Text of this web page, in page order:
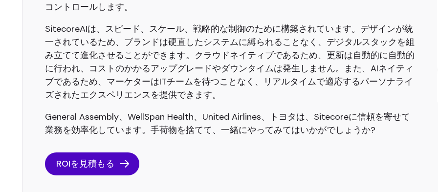
コントロールします。
SitecoreAIは、スピード、スケール、戦略的な制御のために構築されています。デザインが統
一されているため、ブランドは硬直したシステムに縛られることなく、デジタルスタックを組
み立てて進化させることができます。クラウドネイティブであるため、更新は自動的に自動的
に行われ、コストのかかるアップグレードやダウンタイムは発生しません。また、AIネイティ
ブであるため、マーケターはITチームを待つことなく、リアルタイムで適応するパーソナライ
ズされたエクスペリエンスを提供できます。
General Assembly、WellSpan Health、United Airlines、トヨタは、Sitecoreに信頼を寄せて
業務を効率化しています。手荷物を捨てて、一緒にやってみてはいかがでしょうか?
ROIを見積もる